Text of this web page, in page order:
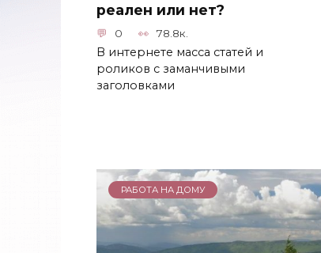
реален или нет?
0 78.8к.
В интернете масса статей и
роликов с заманчивыми
заголовками
РАБОТА НА ДОМУ